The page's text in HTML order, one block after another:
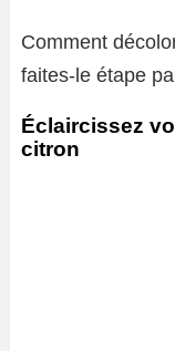
Comment
faites-le étape
Éclaircissez
citron